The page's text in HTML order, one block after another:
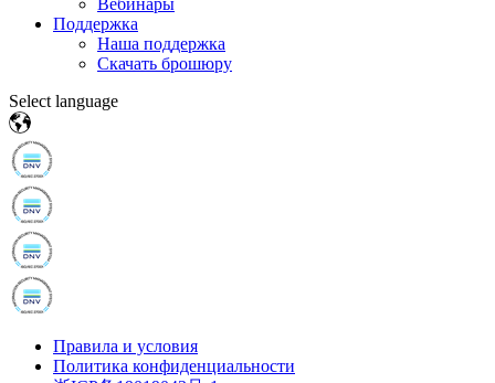
Вебинары
Поддержка
Наша поддержка
Скачать брошюру
Select language
Правила и условия
Политика конфиденциальности